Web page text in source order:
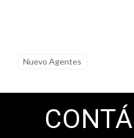
propiedad?
Especializarte puede
Nuevo Agentes